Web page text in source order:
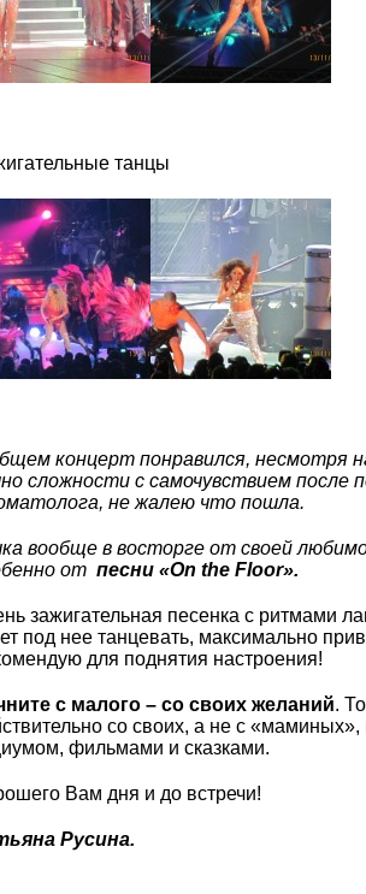
танцы
концерт понравился, несмотря
сложности с самочувствием после
не жалею что пошла.
вообще в восторге от своей
от песни «On the Floor».
зажигательная песенка с ритмами
под нее танцевать, максимально
для поднятия настроения!
с малого – со своих желаний.
со своих, а не с
фильмами и сказками.
Вам дня и до встречи!
Русина.